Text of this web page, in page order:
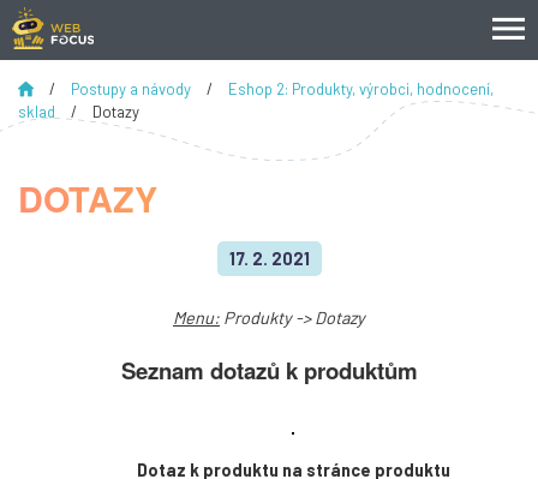
DOTAZY
/ Postupy a návody /
Eshop 2: Produkty, výrobci, hodnocení,
sklad
/ Dotazy
17. 2. 2021
Menu: Produkty -> Dotazy
Seznam dotazů k produktům
Dotaz k produktu na stránce produktu